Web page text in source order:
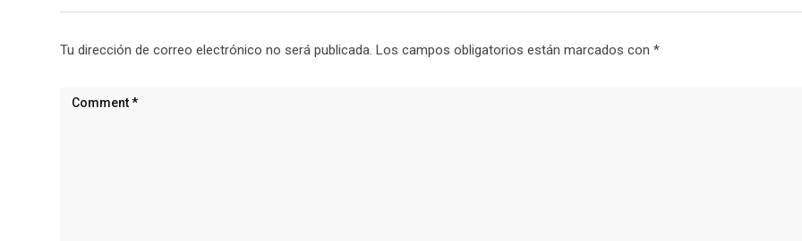
Tu dirección de correo electrónico no será publicada. Los campos obligatorios están marcados con *